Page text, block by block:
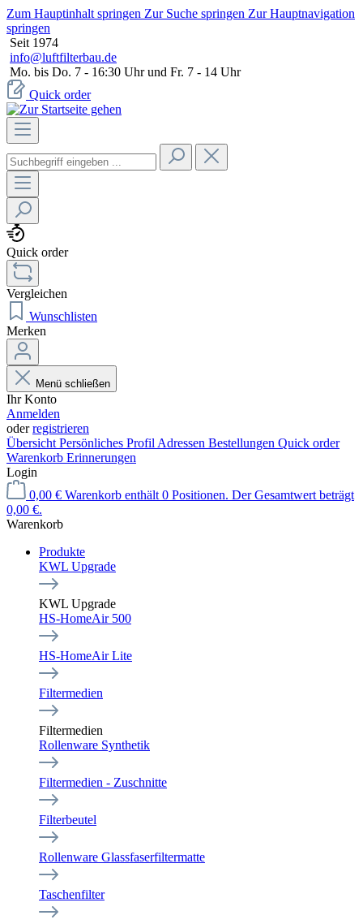
Zum Hauptinhalt springen Zur Suche springen Zur Hauptnavigation
springen
Seit 1974
info@luftfilterbau.de
Mo. bis Do. 7 - 16:30 Uhr und Fr. 7 - 14 Uhr
Quick order
Quick order
Vergleichen
Wunschlisten
Merken
Menü schließen
Ihr Konto
Anmelden
oderregistrieren
Übersicht Persönliches Profil Adressen Bestellungen Quick order
Warenkorb Erinnerungen
Login
0,00 € Warenkorb enthält 0 Positionen. Der Gesamtwert beträgt
0,00 €.
Warenkorb
Produkte
KWL Upgrade
KWL Upgrade
HS-HomeAir 500
HS-HomeAir Lite
Filtermedien
Filtermedien
Rollenware Synthetik
Filtermedien - Zuschnitte
Filterbeutel
Rollenware Glassfaserfiltermatte
Taschenfilter